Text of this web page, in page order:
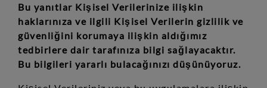
Bu yanıtlar Kişisel Verilerinize ilişkin
haklarınıza ve ilgili Kişisel Verilerin gizlilik ve
güvenliğini korumaya ilişkin aldığımız
tedbirlere dair tarafınıza bilgi sağlayacaktır.
Bu bilgileri yararlı bulacağınızı düşünüyoruz.